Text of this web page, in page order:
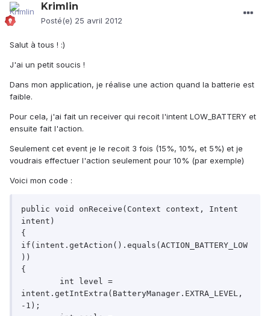
Krimlin
Posté(e) 25 avril 2012
Salut à tous ! :)
J'ai un petit soucis !
Dans mon application, je réalise une action quand la batterie est
faible.
Pour cela, j'ai fait un receiver qui recoit l'intent LOW_BATTERY et
ensuite fait l'action.
Seulement cet event je le recoit 3 fois (15%, 10%, et 5%) et je
voudrais effectuer l'action seulement pour 10% (par exemple)
Voici mon code :
public void onReceive(Context context, Intent
intent)
{
if(intent.getAction().equals(ACTION_BATTERY_LOW
))
{
intent.getIntExtra(BatteryManager.EXTRA_LEVEL,
-1);